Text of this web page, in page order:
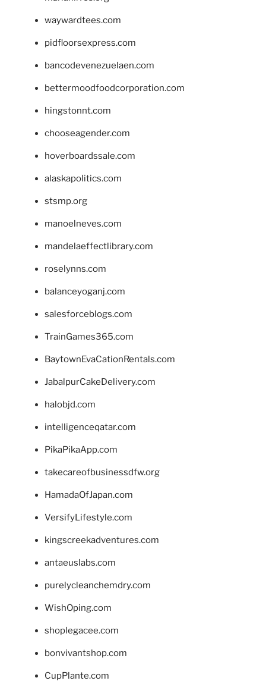
waywardtees.com
pidfloorsexpress.com
bancodevenezuelaen.com
bettermoodfoodcorporation.com
hingstonnt.com
chooseagender.com
hoverboardssale.com
alaskapolitics.com
stsmp.org
manoelneves.com
mandelaeffectlibrary.com
roselynns.com
balanceyoganj.com
salesforceblogs.com
TrainGames365.com
BaytownEvaCationRentals.com
JabalpurCakeDelivery.com
halobjd.com
intelligenceqatar.com
PikaPikaApp.com
takecareofbusinessdfw.org
HamadaOfJapan.com
VersifyLifestyle.com
kingscreekadventures.com
antaeuslabs.com
purelycleanchemdry.com
WishOping.com
shoplegacee.com
bonvivantshop.com
CupPlante.com